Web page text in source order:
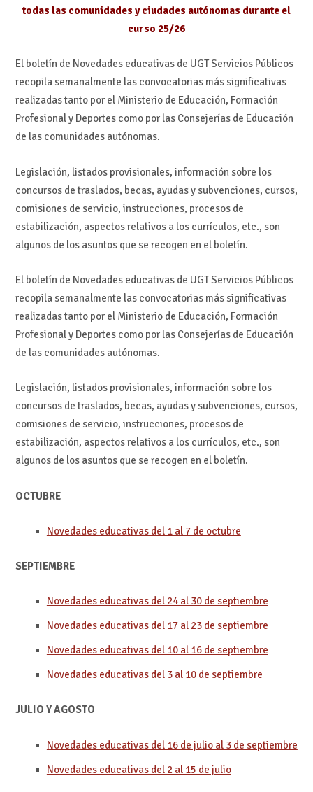
todas las comunidades y ciudades autónomas durante el
curso 25/26
El boletín de Novedades educativas de UGT Servicios Públicos
recopila semanalmente las convocatorias más significativas
realizadas tanto por el Ministerio de Educación, Formación
Profesional y Deportes como por las Consejerías de Educación
de las comunidades autónomas.
Legislación, listados provisionales, información sobre los
concursos de traslados, becas, ayudas y subvenciones, cursos,
comisiones de servicio, instrucciones, procesos de
estabilización, aspectos relativos a los currículos, etc., son
algunos de los asuntos que se recogen en el boletín.
El boletín de Novedades educativas de UGT Servicios Públicos
recopila semanalmente las convocatorias más significativas
realizadas tanto por el Ministerio de Educación, Formación
Profesional y Deportes como por las Consejerías de Educación
de las comunidades autónomas.
Legislación, listados provisionales, información sobre los
concursos de traslados, becas, ayudas y subvenciones, cursos,
comisiones de servicio, instrucciones, procesos de
estabilización, aspectos relativos a los currículos, etc., son
algunos de los asuntos que se recogen en el boletín.
OCTUBRE
Novedades educativas del 1 al 7 de octubre
SEPTIEMBRE
Novedades educativas del 24 al 30 de septiembre
Novedades educativas del 17 al 23 de septiembre
Novedades educativas del 10 al 16 de septiembre
Novedades educativas del 3 al 10 de septiembre
JULIO Y AGOSTO
Novedades educativas del 16 de julio al 3 de septiembre
Novedades educativas del 2 al 15 de julio